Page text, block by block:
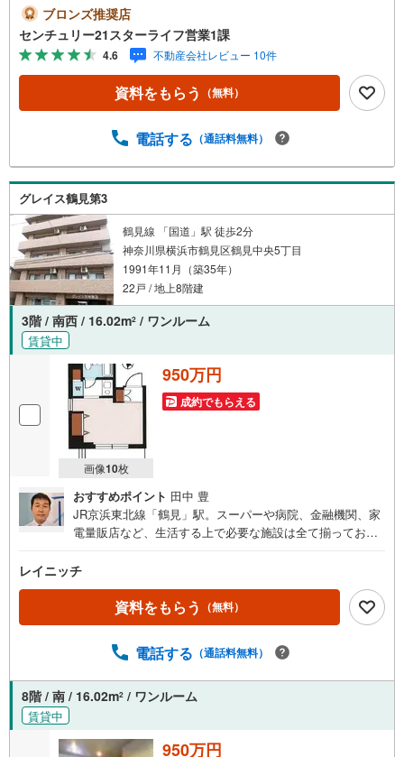
ださい。インターネット未公開やセンチュリー21ならでは
の物件も豊富にご用意しております。横浜駅西口より徒歩5
分。お車でのご来店も可能です。「センチュリオン獲得店
舗」 全国約970店舗あるセンチュリー21のお店。その中で
も、アメリカ本部が設ける一定基準を満たした、上位4％し
か受賞できない賞。それが「センチュリオン」です。 弊社
続けております。「住宅ローン相談会」 お客様にあった無
用の概算も行っております。人生最大のお買い物になりま
すので、しっかりとした資金計画のアドバイスをさせて頂
きます。当社では来店しなくても物件の見学ができるオン
ライン内見を実施しています。ご希望のお客様は電話番号
からお問い合わせいただき、担当営業にオンライン内見を
ご希望の旨をお伝えください。
ブロンズ推奨店
センチュリー21スターライフ営業1課
4.6 不動産会社レビュー 10件
資料をもらう （無料）
電話する （通話料無料）
グレイス鶴見第3
鶴見線 「国道」駅 徒歩2分
神奈川県横浜市鶴見区鶴見中央5丁目
1991年11月（築35年）
22戸 / 地上8階建
3階 / 南西 / 16.02m2 / ワンルーム
賃貸中
画像10枚
950万円
成約でもらえる
おすすめポイント 田中 豊
JR京浜東北線「鶴見」駅。スーパーや病院、金融機関、家
電量販店など、生活する上で必要な施設は全て揃ってお
ございます。アクセス面では神奈川の主要エリアだけでな
く、品川や東京駅へのアクセスも便利です。当物件は鶴見
駅より徒歩9分の場所にございます。エントランスには安心
のオートロック完備で防犯面安心です。鶴見大学も近くに
味持って頂けましたら、お気軽にお問い合わせ下さいま
レイニッチ
資料をもらう （無料）
電話する （通話料無料）
8階 / 南 / 16.02m2 / ワンルーム
賃貸中
950万円